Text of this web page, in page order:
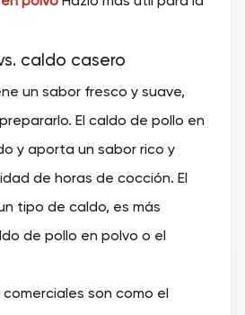
caldo casero
un sabor fresco y suave,
El caldo de pollo en
y aporta un sabor rico y
de horas de cocción. El
tipo de caldo, es más
de pollo en polvo o el
son como el